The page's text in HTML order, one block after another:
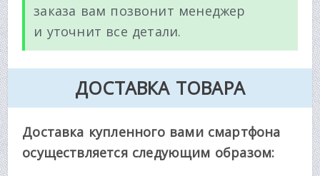
заказа вам позвонит менеджер
и уточнит все детали.
ДОСТАВКА ТОВАРА
Доставка купленного вами смартфона
осуществляется следующим образом: